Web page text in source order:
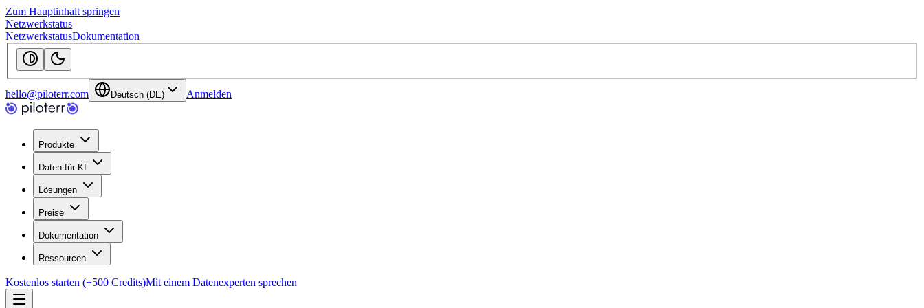
Zum Hauptinhalt springen
Netzwerkstatus
NetzwerkstatusDokumentation
hello@piloterr.com Deutsch (DE) Anmelden
Produkte
Daten für KI
Lösungen
Preise
Dokumentation
Ressourcen
Kostenlos starten (+500 Credits)Mit einem Datenexperten sprechen